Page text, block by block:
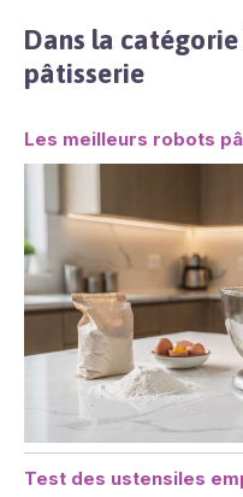
Dans la
pâtisserie
Les meilleurs robots
Test des ustensiles